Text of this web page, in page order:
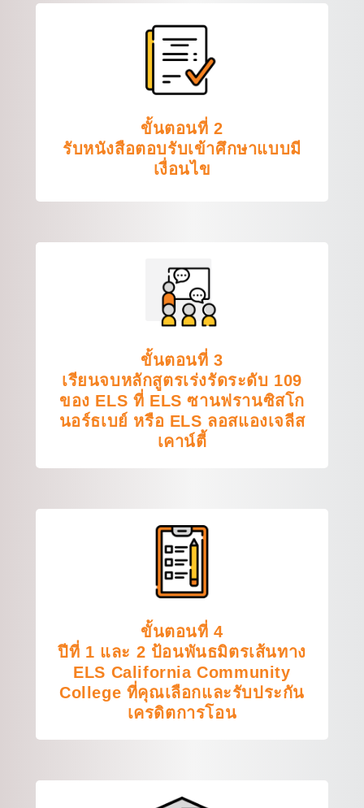
ขั้นตอนที่ 2
รับหนังสือตอบรับเข้าศึกษาแบบมี
เงื่อนไข
ขั้นตอนที่ 3
เรียนจบหลักสูตรเร่งรัดระดับ 109
ของ ELS ที่ ELS ซานฟรานซิสโก
นอร์ธเบย์ หรือ ELS ลอสแองเจลีส
เคาน์ตี้
ขั้นตอนที่ 4
ปีที่ 1 และ 2 ป้อนพันธมิตรเส้นทาง
ELS California Community
College ที่คุณเลือกและรับประกัน
เครดิตการโอน